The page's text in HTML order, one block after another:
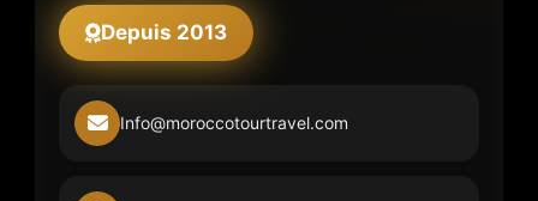
Depuis 2013
Info@moroccotourtravel.com